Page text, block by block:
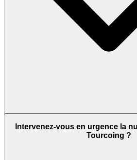
Intervenez-vous en urgence la
Tourcoing ?